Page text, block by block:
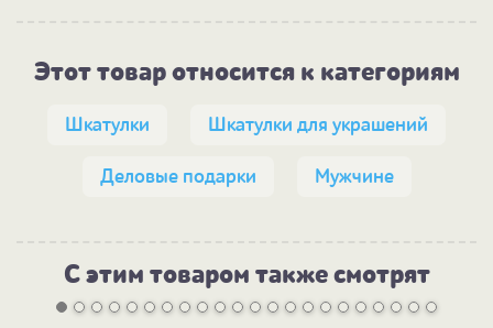
Этот товар относится к категориям
Шкатулки Шкатулки для украшений
Деловые подарки Мужчине
С этим товаром также смотрят